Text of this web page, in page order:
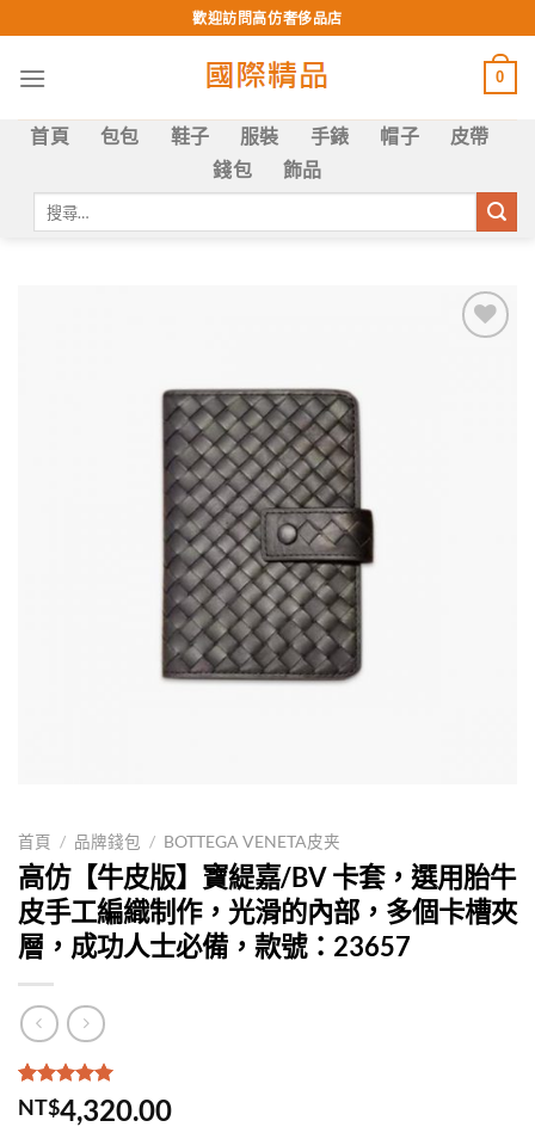
to
content
歡迎訪問高仿奢侈品店
0
首頁 包包 鞋子 服裝 手錶 帽子
皮帶
錢包
飾品
首頁 / 品牌錢包 / BOTTEGA VENETA皮夹
高仿【牛皮版】寶緹嘉/BV 卡套，選用胎牛
皮手工編織制作，光滑的內部，多個卡槽夾
層，成功人士必備，款號：23657
評分 5.00/
5，已有
1
位
NT$4,320.00